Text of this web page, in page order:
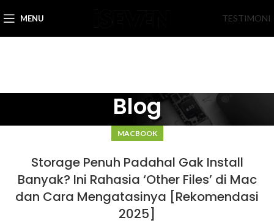
MENU TESTIMONI
Blog
MACBOOK
Storage Penuh Padahal Gak Install
Banyak? Ini Rahasia ‘Other Files’ di Mac
dan Cara Mengatasinya [Rekomendasi
2025]